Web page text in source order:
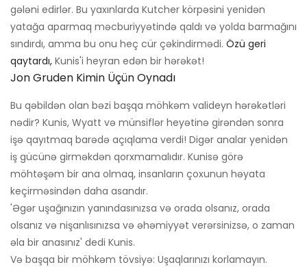
gələni edirlər. Bu yaxınlarda Kutcher körpəsini yenidən
yatağa aparmaq məcburiyyətində qaldı və yolda barmağını
sındırdı, amma bu onu heç cür çəkindirmədi. Özü geri
qaytardı, Kunis'i heyran edən bir hərəkət!
Jon Gruden Kimin Üçün Oynadı
Bu qəbildən olan bəzi başqa möhkəm valideyn hərəkətləri
nədir? Kunis, Wyatt və münsiflər heyətinə girəndən sonra
işə qayıtmaq barədə açıqlama verdi! Digər analar yenidən
iş gücünə girməkdən qorxmamalıdır. Kunisə görə
möhtəşəm bir ana olmaq, insanların çoxunun həyata
keçirməsindən daha asandır.
'Əgər uşağınızın yanındasınızsa və orada olsanız, orada
olsanız və nişanlısınızsa və əhəmiyyət verərsinizsə, o zaman
əla bir anasınız' dedi Kunis.
Və başqa bir möhkəm tövsiyə: Uşaqlarınızı korlamayın.